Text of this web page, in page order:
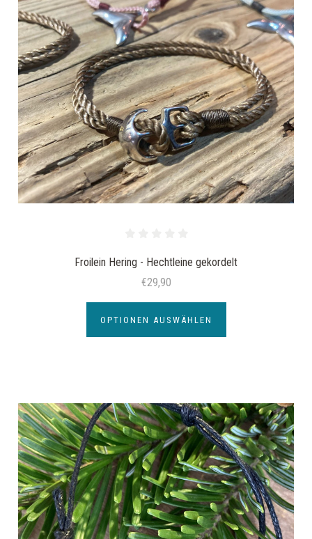
Froilein Hering - Hechtleine gekordelt
€29,90
OPTIONEN AUSWÄHLEN